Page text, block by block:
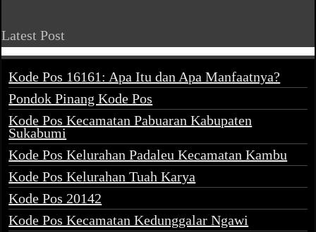
Latest Post
Kode Pos 16161: Apa Itu dan Apa Manfaatnya?
Pondok Pinang Kode Pos
Kode Pos Kecamatan Pabuaran Kabupaten
Sukabumi
Kode Pos Kelurahan Padaleu Kecamatan Kambu
Kode Pos Kelurahan Tuah Karya
Kode Pos 20142
Kode Pos Kecamatan Kedunggalar Ngawi